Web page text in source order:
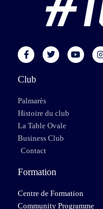
Club
Palmarès
Histoire du club
La Table Ovale
Business Club
Contact
Formation
Centre de Formation
Community Programme